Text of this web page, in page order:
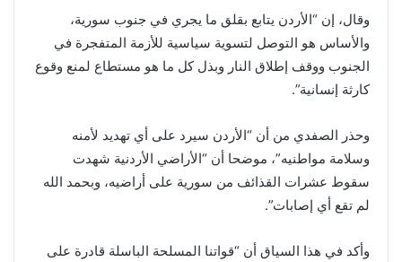
وقال، إن “الأردن يتابع بقلق ما يجري في جنوب سورية،
والأساس هو التوصل لتسوية سياسية للأزمة المتفجرة في
الجنوب ووقف إطلاق النار وبذل كل ما هو مستطاع لمنع وقوع
كارثة إنسانية”.
وحذر الصفدي من أن “الأردن سيرد على أي تهديد لأمنه
وسلامة مواطنيه”، موضحا أن “الأراضي الأردنية شهدت
سقوط عشرات القذائف من سورية على أراضيه، وبحمد الله
لم تقع أي إصابات”.
وأكد في هذا السياق أن “قواتنا المسلحة الباسلة قادرة على